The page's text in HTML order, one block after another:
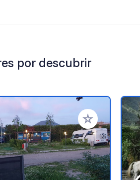
por descubrir
Añadir a tus